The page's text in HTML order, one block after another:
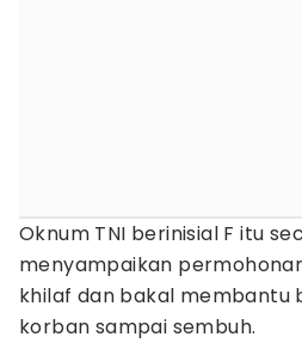
Oknum TNI berinisial F itu
menyampaikan
khilaf dan bakal membantu
korban sampai sembuh.